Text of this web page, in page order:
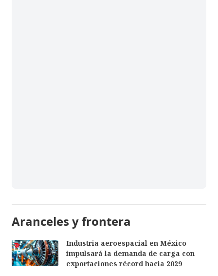
Aranceles y frontera
Industria aeroespacial en México
impulsará la demanda de carga con
exportaciones récord hacia 2029